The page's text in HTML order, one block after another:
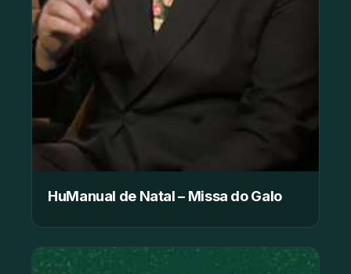
HuManual de Natal – Missa do Galo